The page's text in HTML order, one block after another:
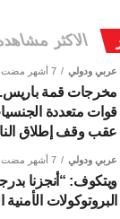
الاكثر
عربي ودولي 7 أشهر مضت
مخرجات قمة باريس..
قوات متعددة
عقب وقف إطلاق
عربي ودولي 7 أشهر مضت
ويتكوف: “أنجزنا
البروتوكولات الأمنية